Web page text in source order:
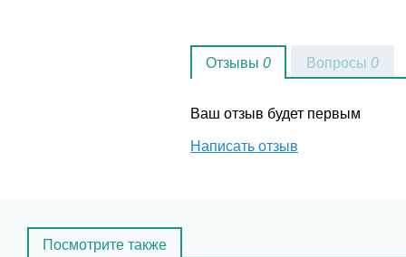
Отзывы 0
Ваш отзыв будет первым
Написать отзыв
Вопросы 0
Посмотрите также